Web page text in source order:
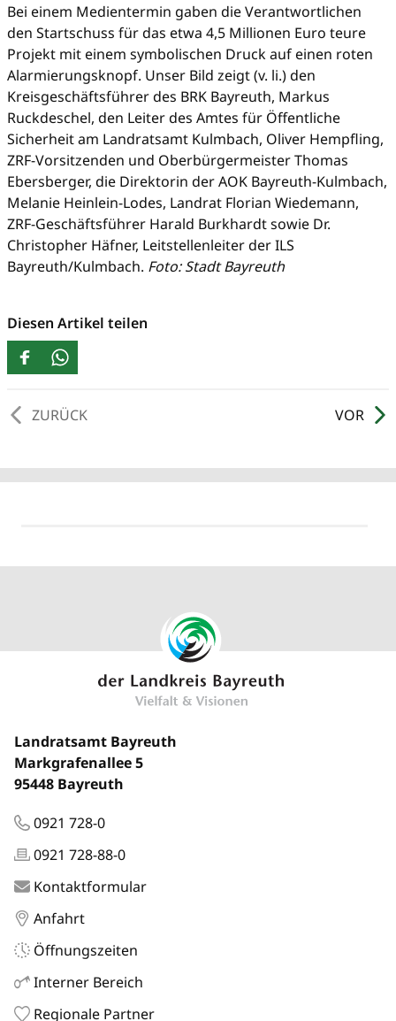
Bei einem Medientermin gaben die Verantwortlichen
den Startschuss für das etwa 4,5 Millionen Euro teure
Projekt mit einem symbolischen Druck auf einen roten
Alarmierungsknopf. Unser Bild zeigt (v. li.) den
Kreisgeschäftsführer des BRK Bayreuth, Markus
Ruckdeschel, den Leiter des Amtes für Öffentliche
Sicherheit am Landratsamt Kulmbach, Oliver Hempfling,
ZRF-Vorsitzenden und Oberbürgermeister Thomas
Ebersberger, die Direktorin der AOK Bayreuth-Kulmbach,
Melanie Heinlein-Lodes, Landrat Florian Wiedemann,
ZRF-Geschäftsführer Harald Burkhardt sowie Dr.
Christopher Häfner, Leitstellenleiter der ILS
Bayreuth/Kulmbach. Foto: Stadt Bayreuth
Diesen Artikel teilen
VOR
ZURÜCK
Landratsamt Bayreuth
Markgrafenallee 5
95448 Bayreuth
0921 728-0
0921 728-88-0
Kontaktformular
Anfahrt
Öffnungszeiten
Interner Bereich
Regionale Partner